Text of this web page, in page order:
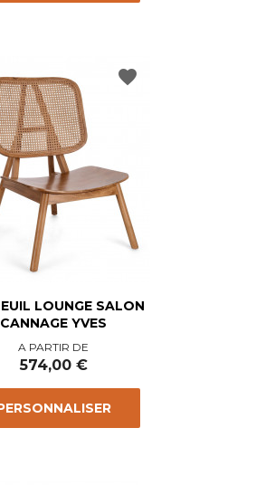
LOUNGE SALON
CANNAGE YVES
Prix
A PARTIR DE
574,00 €
favorite